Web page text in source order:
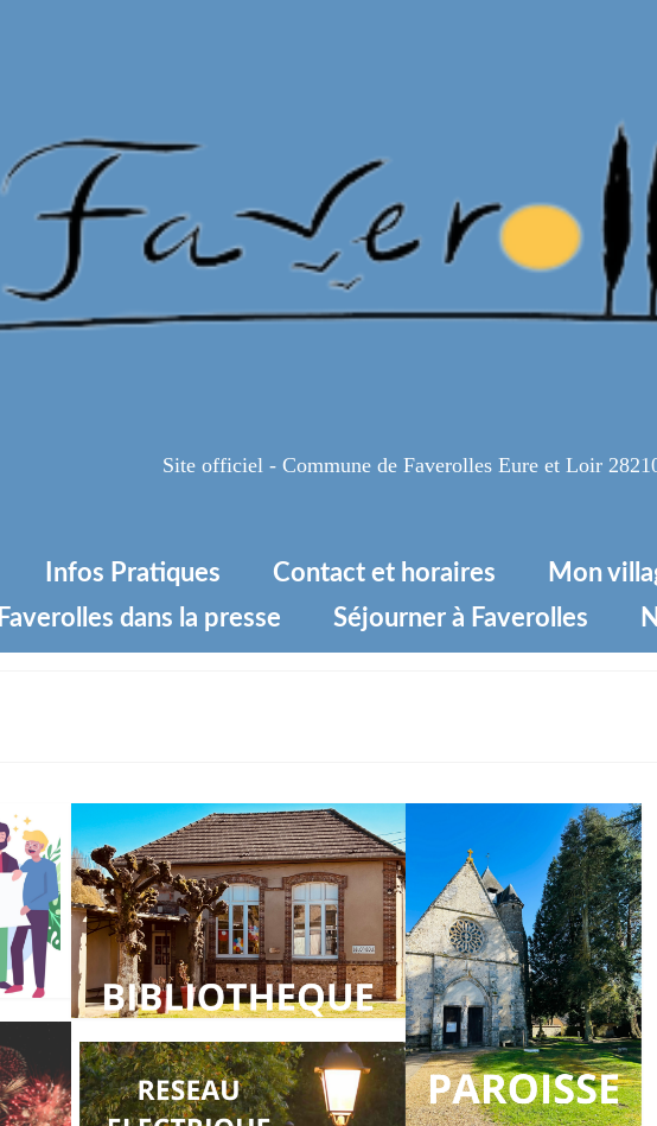
Site officiel - Commune de Faverolles Eure et Loir
Infos Pratiques Contact et horaires Mon
Faverolles dans la presse
Séjourner à Faverolles